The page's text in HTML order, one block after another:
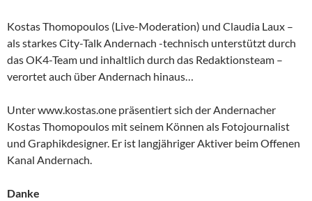
Kostas Thomopoulos (Live-Moderation) und Claudia Laux –
als starkes City-Talk Andernach -technisch unterstützt durch
das OK4-Team und inhaltlich durch das Redaktionsteam –
verortet auch über Andernach hinaus…
Unter www.kostas.one präsentiert sich der Andernacher
Kostas Thomopoulos mit seinem Können als Fotojournalist
und Graphikdesigner. Er ist langjähriger Aktiver beim Offenen
Kanal Andernach.
Danke